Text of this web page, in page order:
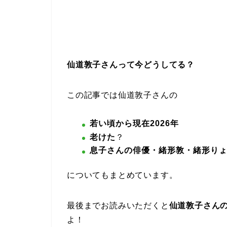
仙道敦子さんって今どうしてる？
この記事では仙道敦子さんの
若い頃から現在2026年
老けた ？
息子さんの俳優・緒形敦・緒形り
についてもまとめています。
最後までお読みいただくと 仙道敦子さん
よ！